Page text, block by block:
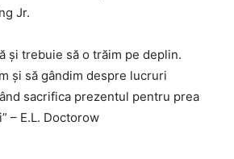
Jr.
și trebuie să o trăim pe deplin.
și să gândim despre lucruri
sacrifica prezentul pentru prea
– E.L. Doctorow